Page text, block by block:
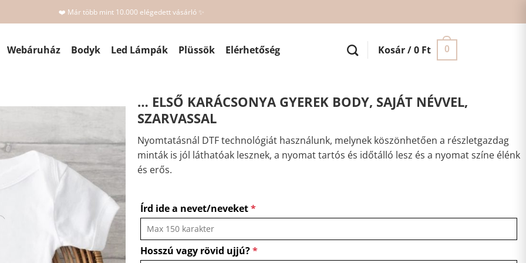
❤️ Már több mint 10.000 elégedett vásárló ✨
Webáruház Bodyk Led Lámpák Plüssök Elérhetőség Kosár /0 Ft 0
… ELSŐ KARÁCSONYA GYEREK BODY, SAJÁT NÉVVEL,
SZARVASSAL
Nyomtatásnál DTF technológiát használunk, melynek köszönhetően a részletgazdag
minták is jól láthatóak lesznek, a nyomat tartós és időtálló lesz és a nyomat színe élénk
és erős.
Írd ide a nevet/neveket*
Hosszú vagy rövid ujjú?*